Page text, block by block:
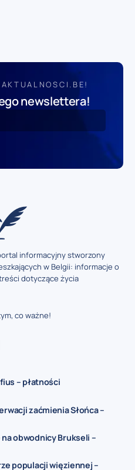
newslettera!
informacyjny stworzony
w Belgii: informacje o
dotyczące życia
co ważne!
– płatności
zaćmienia Słońca –
obwodnicy Brukseli –
populacji więziennej –